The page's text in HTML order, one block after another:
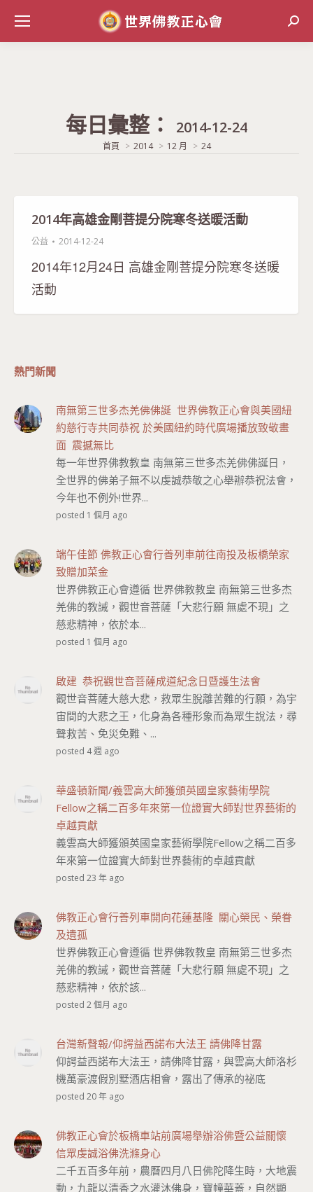
每日彙整： 2014-12-24
當前位置:
首頁 2014 12 月 24
2014年高雄金剛菩提分院寒冬送暖活動
公益 2014-12-24
2014年12月24日 高雄金剛菩提分院寒冬送暖
活動
熱門新聞
南無第三世多杰羌佛佛誕 世界佛教正心會與美國紐
約慈行寺共同恭祝 於美國紐約時代廣場播放致敬畫
面 震撼無比
每一年世界佛教教皇 南無第三世多杰羌佛佛誕日，
全世界的佛弟子無不以虔誠恭敬之心舉辦恭祝法會，
今年也不例外!世界...
posted 1 個月 ago
端午佳節 佛教正心會行善列車前往南投及板橋榮家
致贈加菜金
世界佛教正心會遵循 世界佛教教皇 南無第三世多杰
羌佛的教誡，觀世音菩薩「大悲行願 無處不現」之
慈悲精神，依於本...
posted 1 個月 ago
啟建 恭祝觀世音菩薩成道紀念日暨護生法會
觀世音菩薩大慈大悲，救眾生脫離苦難的行願，為宇
宙間的大悲之王，化身為各種形象而為眾生說法，尋
聲救苦、免災免難、...
posted 4 週 ago
華盛頓新聞/義雲高大師獲頒英國皇家藝術學院
Fellow之稱二百多年來第一位證實大師對世界藝術的
卓越貢獻
義雲高大師獲頒英國皇家藝術學院Fellow之稱二百多
年來第一位證實大師對世界藝術的卓越貢獻
posted 23 年 ago
佛教正心會行善列車開向花蓮基隆 關心榮民、榮眷
及遺孤
世界佛教正心會遵循 世界佛教教皇 南無第三世多杰
羌佛的教誡，觀世音菩薩「大悲行願 無處不現」之
慈悲精神，依於該...
posted 2 個月 ago
台灣新聲報/仰諤益西諾布大法王 請佛降甘露
仰諤益西諾布大法王，請佛降甘露，與雲高大師洛杉
機萬豪渡假別墅酒店相會，露出了傳承的祕底
posted 20 年 ago
佛教正心會於板橋車站前廣場舉辦浴佛暨公益關懷
信眾虔誠浴佛洗滌身心
二千五百多年前，農曆四月八日佛陀降生時，大地震
動，九龍以清香之水灌沐佛身，寶幢華蓋，自然顯